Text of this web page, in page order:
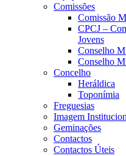
Comissões
Comissão
CPCJ –
Jovens
Conselho
Conselho
Concelho
Heráldica
Toponímia
Freguesias
Imagem
Geminações
Contactos
Contactos Úteis